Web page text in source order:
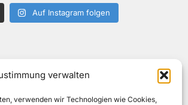
verwalten
verwenden wir Technologien wie Cookies,
Auf Instagram folgen